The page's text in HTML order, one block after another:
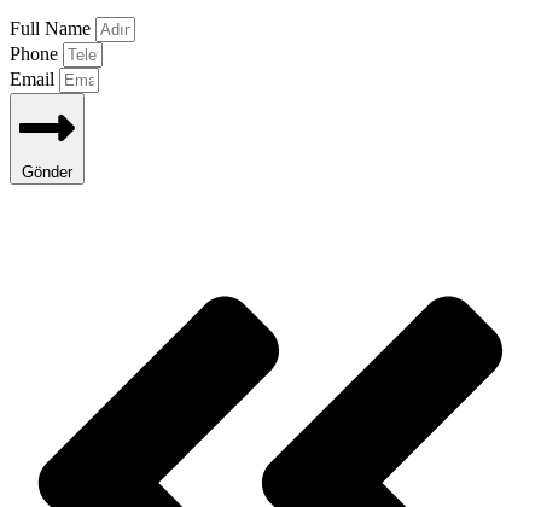
Full Name
Phone
Email
Gönder